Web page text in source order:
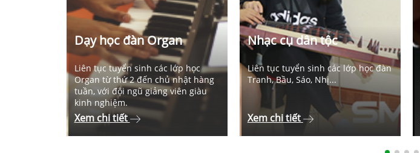
Dạy học đàn Organ
Liên tục tuyển sinh các lớp học
Organ từ thứ 2 đến chủ nhật hàng
tuần, với đội ngũ giảng viên giàu
kinh nghiệm.
Xem chi tiết
Nhạc cụ dân tộc
Liên tục tuyển sinh các lớp học đàn
Tranh, Bầu, Sáo, Nhị...
Xem chi tiết